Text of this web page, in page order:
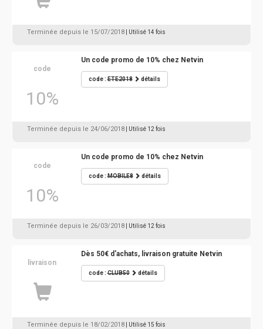
Terminée depuis le 15/07/2018 | Utilisé 14 fois
code
10%
Un code promo de 10% chez Netvin
code :ETE2018 détails
Terminée depuis le 24/06/2018 | Utilisé 12 fois
code
10%
Un code promo de 10% chez Netvin
code :MOBILE8 détails
Terminée depuis le 26/03/2018 | Utilisé 12 fois
livraison
Dès 50€ d'achats, livraison gratuite Netvin
code :CLUB50 détails
Terminée depuis le 18/02/2018 | Utilisé 15 fois